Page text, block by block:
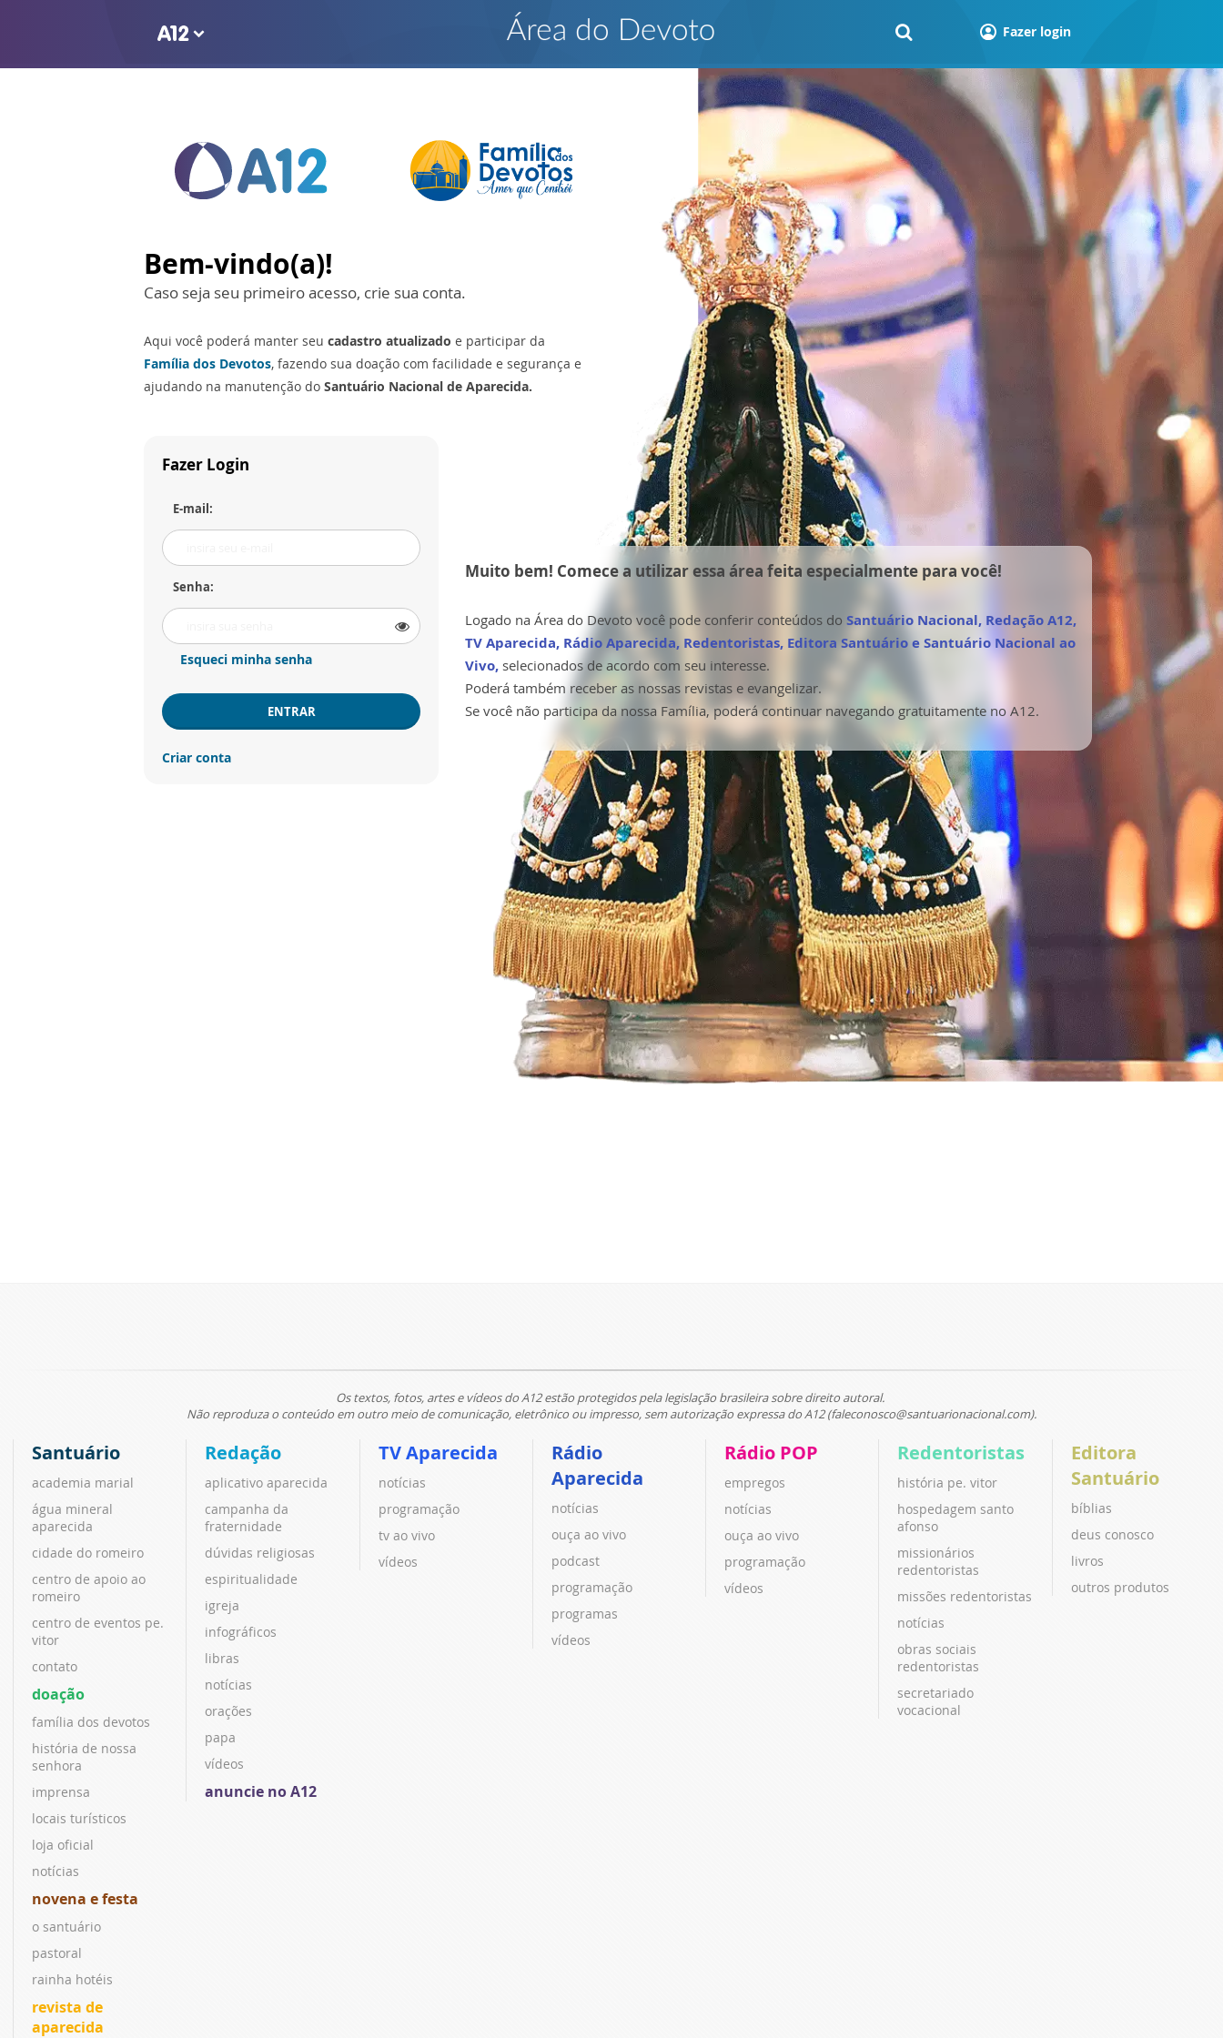
Fazer login
Fazer Login
E-mail:
Senha:
Esqueci minha senha
ENTRAR
Criar conta
Bem-vindo(a)!
Caso seja seu primeiro acesso, crie sua conta.
Aqui você poderá manter seu cadastro atualizado e participar da
Família dos Devotos, fazendo sua doação com facilidade e segurança e
ajudando na manutenção do Santuário Nacional de Aparecida.
Muito bem! Comece a utilizar essa área feita especialmente para você!
Logado na Área do Devoto você pode conferir conteúdos do Santuário Nacional, Redação A12,
TV Aparecida, Rádio Aparecida, Redentoristas, Editora Santuário e Santuário Nacional ao
Vivo, selecionados de acordo com seu interesse.
Poderá também receber as nossas revistas e evangelizar.
Se você não participa da nossa Família, poderá continuar navegando gratuitamente no A12.
Os textos, fotos, artes e vídeos do A12 estão protegidos pela legislação brasileira sobre direito autoral.
Não reproduza o conteúdo em outro meio de comunicação, eletrônico ou impresso, sem autorização expressa do A12 (faleconosco@santuarionacional.com).
Santuário
academia marial
água mineral
aparecida
cidade do romeiro
centro de apoio ao
romeiro
centro de eventos pe.
vitor
contato
doação
família dos devotos
história de nossa
senhora
imprensa
locais turísticos
loja oficial
notícias
novena e festa
o santuário
pastoral
rainha hotéis
revista de
aparecida
Redação
aplicativo aparecida
campanha da
fraternidade
dúvidas religiosas
espiritualidade
igreja
infográficos
libras
notícias
orações
papa
vídeos
anuncie no A12
TV Aparecida
notícias
programação
tv ao vivo
vídeos
Rádio
Aparecida
notícias
ouça ao vivo
podcast
programação
programas
vídeos
Rádio POP
empregos
notícias
ouça ao vivo
programação
vídeos
Redentoristas
história pe. vitor
hospedagem santo
afonso
missionários
redentoristas
missões redentoristas
notícias
obras sociais
redentoristas
secretariado
vocacional
Editora
Santuário
bíblias
deus conosco
livros
outros produtos